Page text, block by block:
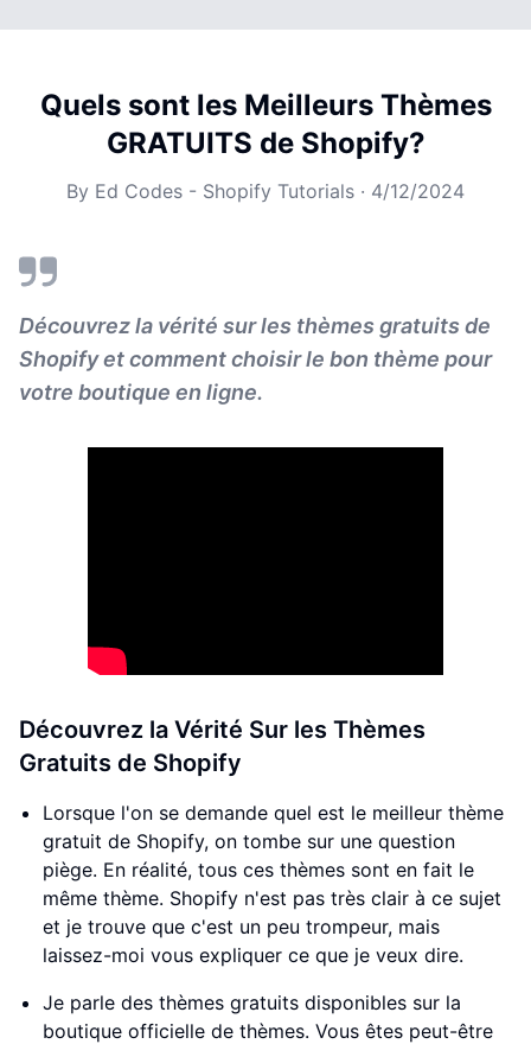
Quels sont les Meilleurs Thèmes
GRATUITS de Shopify?
By Ed Codes - Shopify Tutorials · 4/12/2024
Découvrez la vérité sur les thèmes gratuits de
Shopify et comment choisir le bon thème pour
votre boutique en ligne.
Découvrez la Vérité Sur les Thèmes
Gratuits de Shopify
Lorsque l'on se demande quel est le meilleur thème
gratuit de Shopify, on tombe sur une question
piège. En réalité, tous ces thèmes sont en fait le
même thème. Shopify n'est pas très clair à ce sujet
et je trouve que c'est un peu trompeur, mais
laissez-moi vous expliquer ce que je veux dire.
Je parle des thèmes gratuits disponibles sur la
boutique officielle de thèmes. Vous êtes peut-être